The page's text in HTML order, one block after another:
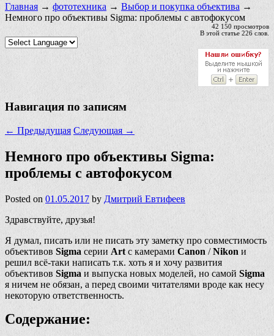
Главная → фототехника → Выбор и покупка объектива →
Немного про объективы Sigma: проблемы с автофокусом
42 150 просмотров
В этой статье 226 слов.
Навигация по записям
← Предыдущая Следующая →
Немного про объективы Sigma:
проблемы с автофокусом
Posted on 01.05.2017 by Дмитрий Евтифеев
Здравствуйте, друзья!
Я думал, писать или не писать эту заметку про совместимость
объективов Sigma серии Art с камерами Canon /Nikon и
решил всё-таки написать т.к. хоть я и хочу развития
объективов Sigma и выпуска новых моделей, но самой Sigma
я ничем не обязан, а перед своими читателями вроде как несу
некоторую ответственность.
Содержание: